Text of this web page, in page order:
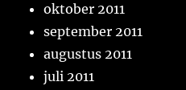
oktober 2011
september 2011
augustus 2011
juli 2011